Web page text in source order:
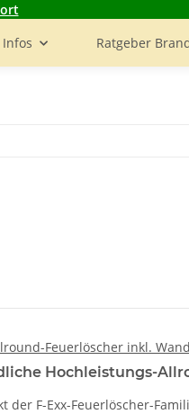
Infos Ratgeber
Feuerlöscher inkl.
Hochleistungs-
der F-Exx-Feuerlöscher-